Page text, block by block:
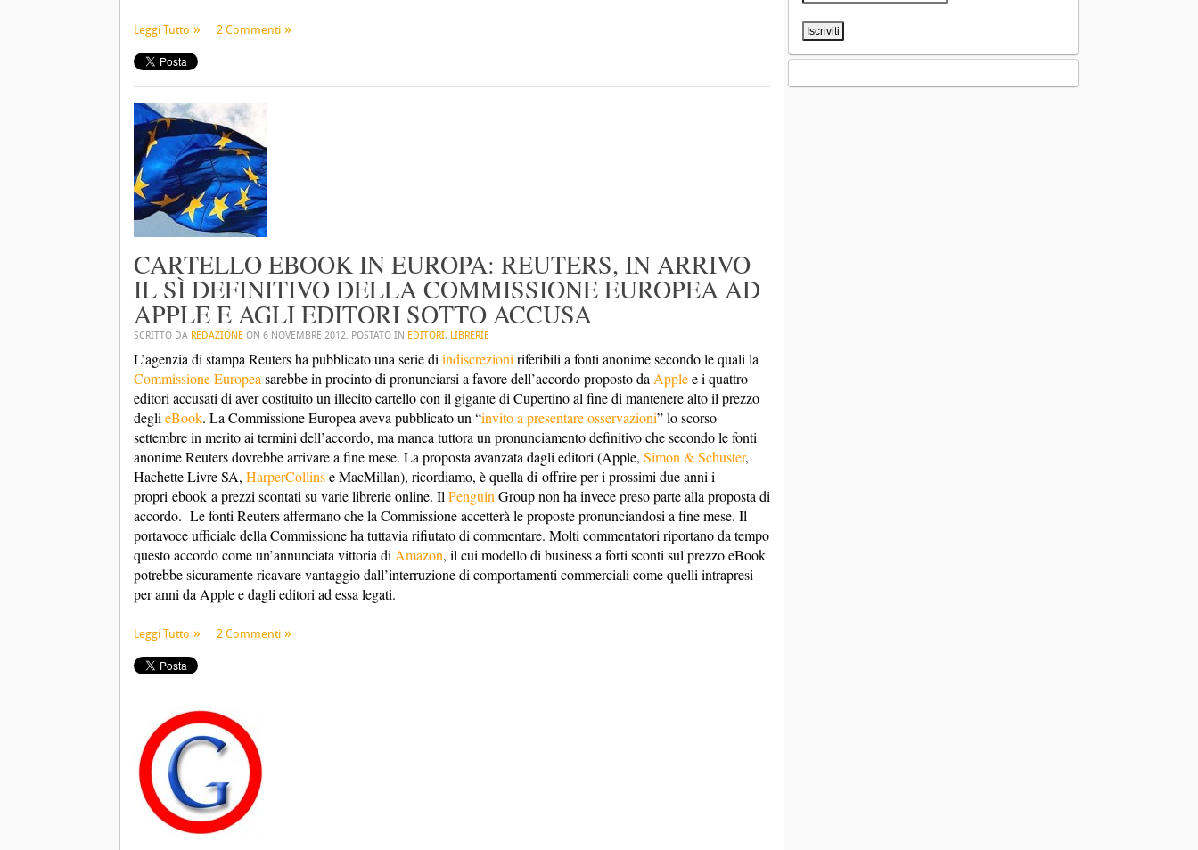
Leggi Tutto 2 Commenti
CARTELLO EBOOK IN EUROPA: REUTERS, IN ARRIVO
IL SÌ DEFINITIVO DELLA COMMISSIONE EUROPEA AD
APPLE E AGLI EDITORI SOTTO ACCUSA
SCRITTO DA REDAZIONE ON 6 NOVEMBRE 2012. POSTATO IN EDITORI, LIBRERIE
L’agenzia di stampa Reuters ha pubblicato una serie di indiscrezioni riferibili a fonti anonime secondo le quali la
Commissione Europea sarebbe in procinto di pronunciarsi a favore dell’accordo proposto da Applee i quattro
editori accusati di aver costituito un illecito cartello con il gigante di Cupertino al fine di mantenere alto il prezzo
degli eBook. La Commissione Europea aveva pubblicato un “invito a presentare osservazioni” lo scorso
settembre in merito ai termini dell’accordo, ma manca tuttora un pronunciamento definitivo che secondo le fonti
anonime Reuters dovrebbe arrivare a fine mese. La proposta avanzata dagli editori (Apple, Simon & Schuster,
Hachette Livre SA, HarperCollinse MacMillan), ricordiamo, è quella di offrire per i prossimi due anni i
propri ebook a prezzi scontati su varie librerie online. Il Penguin Group non ha invece preso parte alla proposta di
accordo. Le fonti Reuters affermano che la Commissione accetterà le proposte pronunciandosi a fine mese. Il
portavoce ufficiale della Commissione ha tuttavia rifiutato di commentare. Molti commentatori riportano da tempo
questo accordo come un’annunciata vittoria di Amazon, il cui modello di business a forti sconti sul prezzo eBook
potrebbe sicuramente ricavare vantaggio dall’interruzione di comportamenti commerciali come quelli intrapresi
per anni da Apple e dagli editori ad essa legati.
Leggi Tutto 2 Commenti